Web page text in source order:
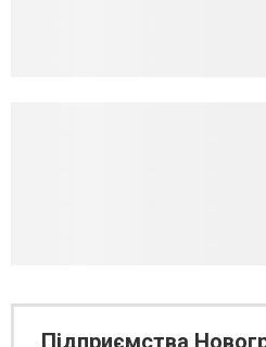
Підприємства